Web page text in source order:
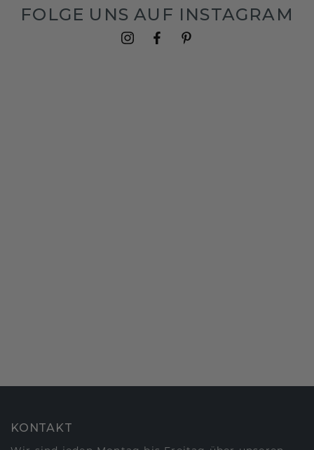
FOLGE UNS AUF INSTAGRAM
KONTAKT